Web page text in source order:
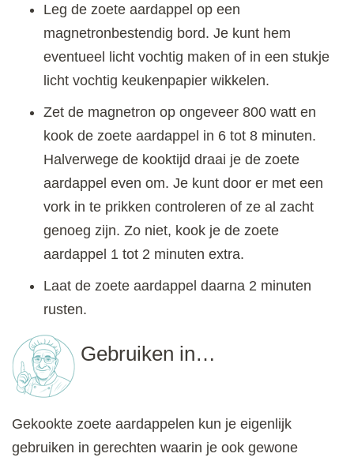
Leg de zoete aardappel op een
magnetronbestendig bord. Je kunt hem
eventueel licht vochtig maken of in een stukje
licht vochtig keukenpapier wikkelen.
Zet de magnetron op ongeveer 800 watt en
kook de zoete aardappel in 6 tot 8 minuten.
Halverwege de kooktijd draai je de zoete
aardappel even om. Je kunt door er met een
vork in te prikken controleren of ze al zacht
genoeg zijn. Zo niet, kook je de zoete
aardappel 1 tot 2 minuten extra.
Laat de zoete aardappel daarna 2 minuten
rusten.
Gebruiken in…
Gekookte zoete aardappelen kun je eigenlijk
gebruiken in gerechten waarin je ook gewone